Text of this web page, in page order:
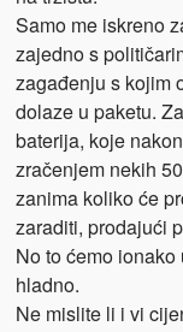
Samo me iskreno
zajedno s
zagađenju s kojim
dolaze u paketu.
baterija, koje
zračenjem nekih
zanima koliko će
zaraditi, prodajući
No to ćemo
hladno.
Ne mislite li i vi